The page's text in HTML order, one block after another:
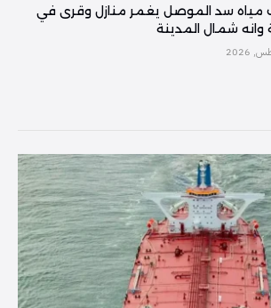
مياه سد الموصل يغمر منازل وقرى في
وانه شمال المدينة